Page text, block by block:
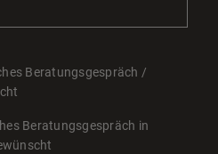
Beratungsgespräch /
Beratungsgespräch in